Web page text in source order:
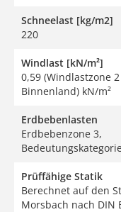
Schneelast [kg/m2]
220
Windlast [kN/m²]
0,59 (Windlastzone
Binnenland) kN/m²
Erdbebenlasten
Erdbebenzone 3,
Prüffähige Statik
Berechnet auf den
Morsbach nach DIN